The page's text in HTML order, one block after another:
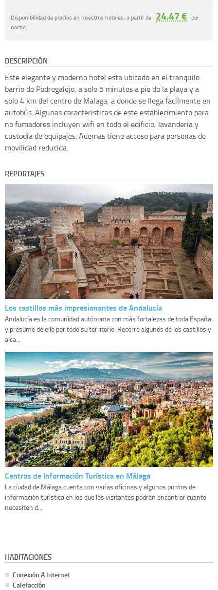
Disponibilidad de precios en nuestros hoteles, a partir de 24.47 € por
noche.
DESCRIPCIÓN
Este elegante y moderno hotel esta ubicado en el tranquilo
barrio de Pedregalejo, a solo 5 minutos a pie de la playa y a
solo 4 km del centro de Malaga, a donde se llega facilmente en
autobús. Algunas caracteristicas de este establecimiento para
no fumadores incluyen wifi en todo el edificio, lavanderia y
custodia de equipajes. Ademas tiene acceso para personas de
movilidad reducida.
REPORTAJES
Los castillos más impresionantes de Andalucía
Andalucía es la comunidad autónoma con más fortalezas de toda España
y presume de ello por todo su territorio. Recorre algunos de los castillos y
alca...
Centros de Información Turística en Málaga
La ciudad de Málaga cuenta con varias oficinas y algunos puntos de
información turística en los que los visitantes podrán encontrar cuanto
necesiten d...
HABITACIONES
Conexión A Internet
Calefacción